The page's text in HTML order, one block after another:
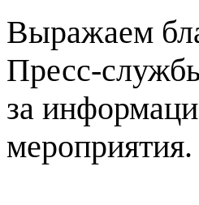
Выражаем
Пресс-
за
мероприятия.